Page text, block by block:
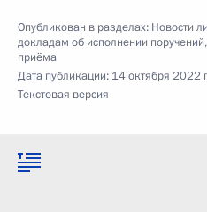
Опубликован в разделах: Новости
докладам об исполнении
приёма
Дата публикации: 14 октября 2022
Текстовая версия